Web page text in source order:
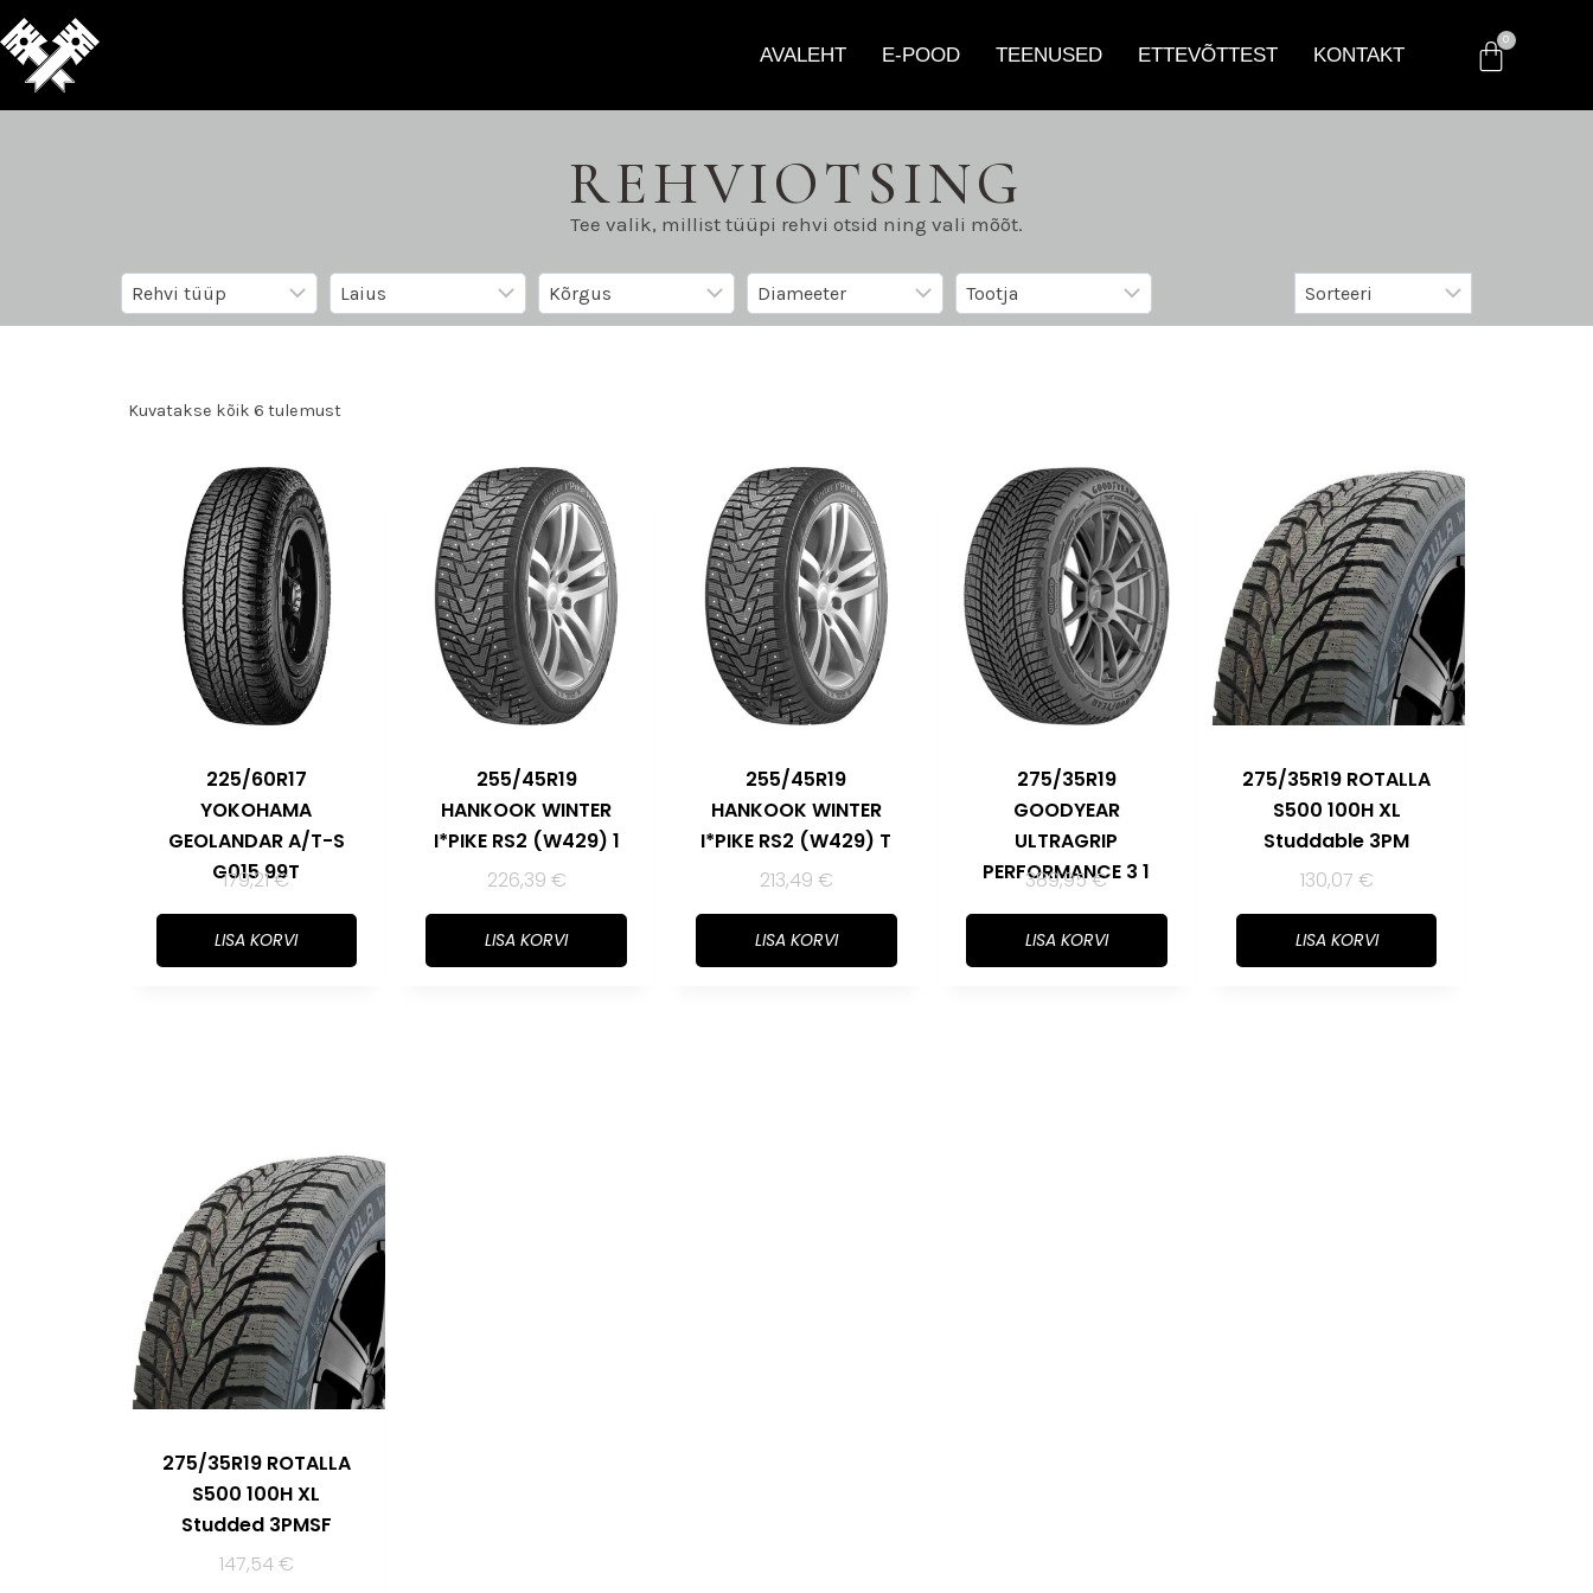
AVALEHT E-POOD TEENUSED ETTEVÕTTEST KONTAKT
REHVIOTSING
Tee valik, millist tüüpi rehvi otsid ning vali mõõt.
Kuvatakse kõik 6 tulemust
225/60R17
YOKOHAMA
GEOLANDAR A/T-S
G015 99T
179,21€
LISA KORVI
255/45R19
HANKOOK WINTER
I*PIKE RS2 (W429) 1
226,39 €
LISA KORVI
255/45R19
HANKOOK WINTER
I*PIKE RS2 (W429) T
213,49 €
LISA KORVI
275/35R19
GOODYEAR
ULTRAGRIP
PERFORMANCE 3 1
389,95€
LISA KORVI
275/35R19 ROTALLA
S500 100H XL
Studdable 3PM
130,07 €
LISA KORVI
275/35R19 ROTALLA
S500 100H XL
Studded 3PMSF
147,54€